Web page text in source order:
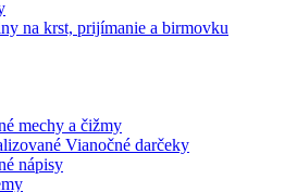
na krst, prijímanie a birmovku
mechy a čižmy
Vianočné darčeky
nápisy